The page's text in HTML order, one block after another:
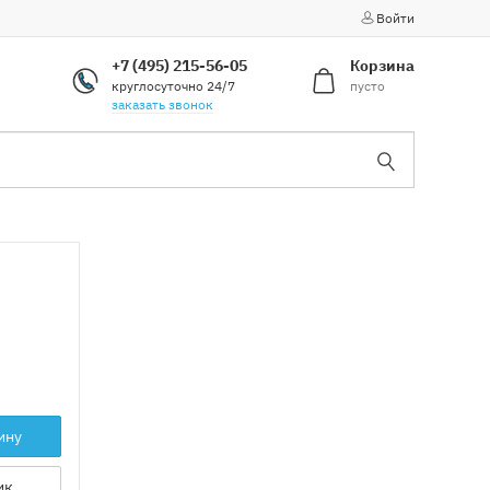
Войти
+7 (495) 215-56-05
круглосуточно 24/7
заказать звонок
Корзина
пусто